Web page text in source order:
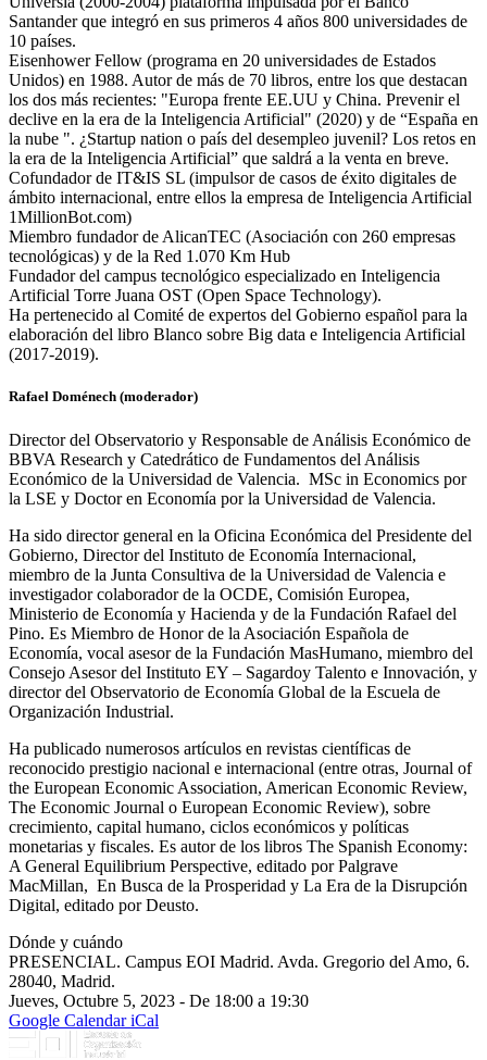
Santander que integró en sus primeros 4 años 800 universidades de
10 países.
Eisenhower Fellow (programa en 20 universidades de Estados
Unidos) en 1988. Autor de más de 70 libros, entre los que destacan
los dos más recientes: "Europa frente EE.UU y China. Prevenir el
declive en la era de la Inteligencia Artificial" (2020) y de “España en
la nube ". ¿Startup nation o país del desempleo juvenil? Los retos en
la era de la Inteligencia Artificial” que saldrá a la venta en breve.
Cofundador de IT&IS SL (impulsor de casos de éxito digitales de
ámbito internacional, entre ellos la empresa de Inteligencia Artificial
1MillionBot.com)
Miembro fundador de AlicanTEC (Asociación con 260 empresas
tecnológicas) y de la Red 1.070 Km Hub
Fundador del campus tecnológico especializado en Inteligencia
Artificial Torre Juana OST (Open Space Technology).
Ha pertenecido al Comité de expertos del Gobierno español para la
elaboración del libro Blanco sobre Big data e Inteligencia Artificial
(2017-2019).
Rafael Doménech (moderador)
Director del Observatorio y Responsable de Análisis Económico de
BBVA Research y Catedrático de Fundamentos del Análisis
Económico de la Universidad de Valencia. MSc in Economics por
la LSE y Doctor en Economía por la Universidad de Valencia.
Ha sido director general en la Oficina Económica del Presidente del
Gobierno, Director del Instituto de Economía Internacional,
miembro de la Junta Consultiva de la Universidad de Valencia e
investigador colaborador de la OCDE, Comisión Europea,
Ministerio de Economía y Hacienda y de la Fundación Rafael del
Pino. Es Miembro de Honor de la Asociación Española de
Economía, vocal asesor de la Fundación MasHumano, miembro del
Consejo Asesor del Instituto EY – Sagardoy Talento e Innovación, y
director del Observatorio de Economía Global de la Escuela de
Organización Industrial.
Ha publicado numerosos artículos en revistas científicas de
reconocido prestigio nacional e internacional (entre otras, Journal of
the European Economic Association, American Economic Review,
The Economic Journal o European Economic Review), sobre
crecimiento, capital humano, ciclos económicos y políticas
monetarias y fiscales. Es autor de los libros The Spanish Economy:
A General Equilibrium Perspective, editado por Palgrave
MacMillan, En Busca de la Prosperidad y La Era de la Disrupción
Digital, editado por Deusto.
Dónde y cuándo
PRESENCIAL. Campus EOI Madrid. Avda. Gregorio del Amo, 6.
28040, Madrid.
Jueves, Octubre 5, 2023 - De 18:00 a 19:30
Google CalendariCal